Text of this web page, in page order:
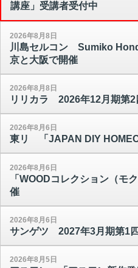
講座」受講者受付中
2026年8月8日
川島セルコン Sumiko
京と大阪で開催
2026年8月8日
リリカラ 2026年12月期第2
2026年8月6日
東リ 「JAPAN DIY
2026年8月6日
「WOODコレクション（モ
催
2026年8月6日
サンゲツ 2027年3月期第1
2026年8月5日